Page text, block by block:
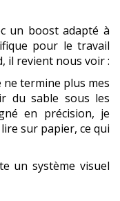
un boost adapté à
pour le travail
il revient nous voir :
termine plus mes
du sable sous les
en précision, je
sur papier, ce qui
un système visuel